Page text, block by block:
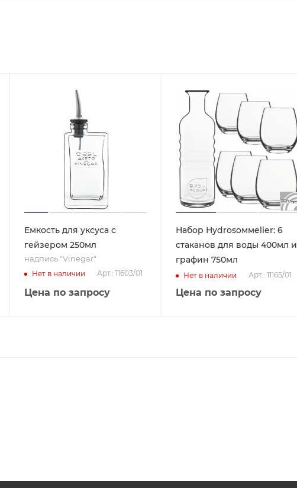
Емкость для уксуса с
гейзером 250мл
надпись "Vinegar"
Нет в наличии Арт.: 11603/01
Цена по запросу
Набор Hydrosoммelier: 6
стаканов для воды 400мл и
графин 750мл
Нет в наличии Арт.: 11165/01
Цена по запросу